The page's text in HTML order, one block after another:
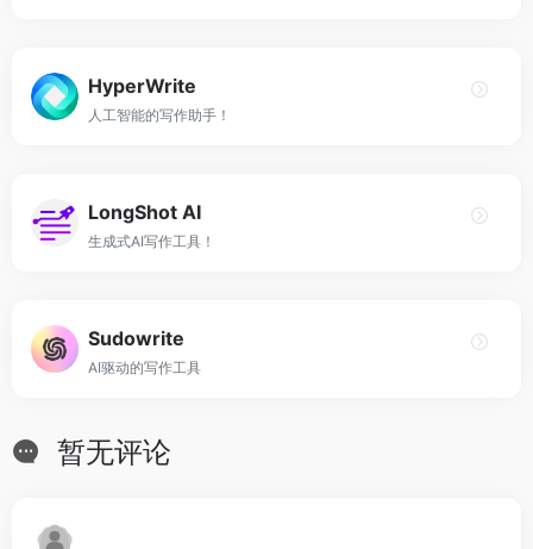
HyperWrite
人工智能的写作助手！
LongShot AI
生成式AI写作工具！
Sudowrite
AI驱动的写作工具
暂无评论